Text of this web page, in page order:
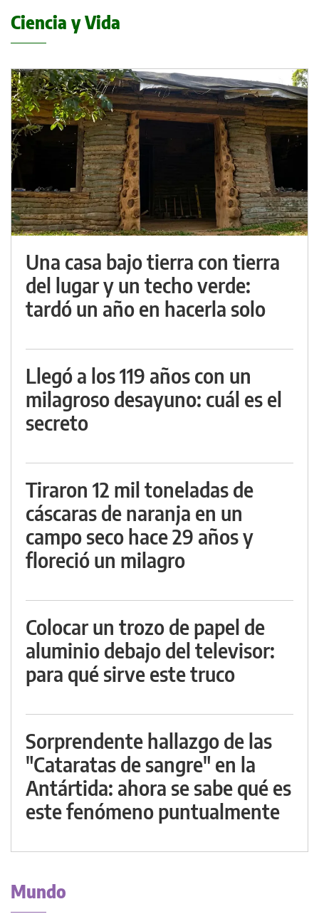
Ciencia y Vida
Una casa bajo tierra con tierra
del lugar y un techo verde:
tardó un año en hacerla solo
Llegó a los 119 años con un
milagroso desayuno: cuál es el
secreto
Tiraron 12 mil toneladas de
cáscaras de naranja en un
campo seco hace 29 años y
floreció un milagro
Colocar un trozo de papel de
aluminio debajo del televisor:
para qué sirve este truco
Sorprendente hallazgo de las
"Cataratas de sangre" en la
Antártida: ahora se sabe qué es
este fenómeno puntualmente
Mundo